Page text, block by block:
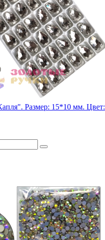
Размер: 15*10 мм. Цвет: